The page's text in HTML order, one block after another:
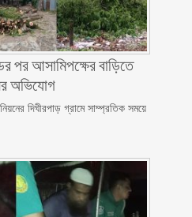
পর আসামিপক্ষের বাড়িতে
অভিযোগ
দিঘীরপাড় গ্রামে সাম্প্রতিক সময়ে